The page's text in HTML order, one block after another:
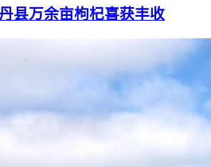
县万余亩枸杞喜获丰收